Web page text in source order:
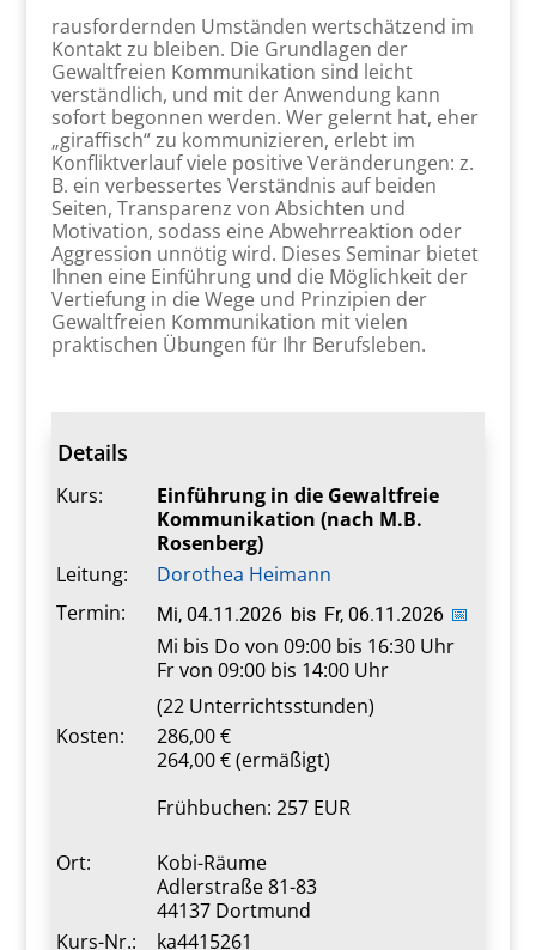
rausfordernden Umständen wertschätzend im
Kontakt zu bleiben. Die Grundlagen der
Gewaltfreien Kommunikation sind leicht
verständlich, und mit der Anwendung kann
sofort begonnen werden. Wer gelernt hat, eher
„giraffisch“ zu kommunizieren, erlebt im
Konfliktverlauf viele positive Veränderungen: z.
B. ein verbessertes Verständnis auf beiden
Seiten, Transparenz von Absichten und
Motivation, sodass eine Abwehrreaktion oder
Aggression unnötig wird. Dieses Seminar bietet
Ihnen eine Einführung und die Möglichkeit der
Vertiefung in die Wege und Prinzipien der
Gewaltfreien Kommunikation mit vielen
praktischen Übungen für Ihr Berufsleben.
Details
Kurs:
Einführung in die Gewaltfreie
Kommunikation (nach M.B.
Rosenberg)
Leitung:
Dorothea Heimann
Termin:
Mi, 04.11.2026 bis Fr, 06.11.2026 📅
Mi bis Do von 09:00 bis 16:30 Uhr
Fr von 09:00 bis 14:00 Uhr
(22 Unterrichtsstunden)
Kosten:
286,00 €
264,00 € (ermäßigt)
Frühbuchen: 257 EUR
Ort:
Kobi-Räume
Adlerstraße 81-83
44137 Dortmund
Kurs-Nr.:
ka4415261